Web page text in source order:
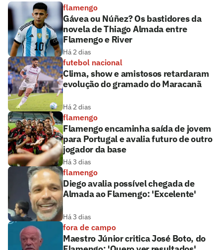
flamengo
Gávea ou Núñez? Os bastidores da
novela de Thiago Almada entre
Flamengo e River
Há 2 dias
futebol nacional
Clima, show e amistosos retardaram
evolução do gramado do Maracanã
Há 2 dias
flamengo
Flamengo encaminha saída de jovem
para Portugal e avalia futuro de outro
jogador da base
Há 3 dias
flamengo
Diego avalia possível chegada de
Almada ao Flamengo: 'Excelente'
Há 3 dias
fora de campo
Maestro Júnior critica José Boto, do